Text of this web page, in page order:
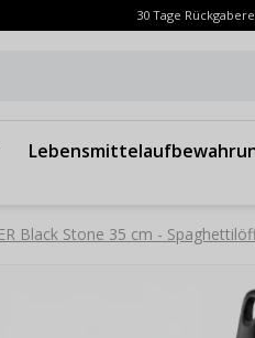
30 Tage
Black Stone 35 cm -